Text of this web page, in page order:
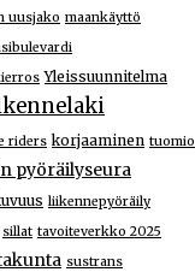
uusjako maankäyttö
Yleissuunnitelma
riders korjaaminen tuomio
pyöräilyseura
liikennepyöräily
sillat tavoiteverkko 2025
sustrans